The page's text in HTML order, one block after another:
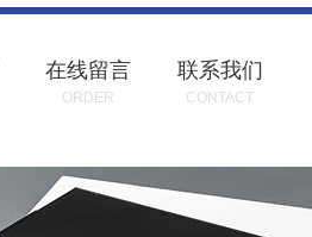
在线留言
ORDER
联系我们
CONTACT